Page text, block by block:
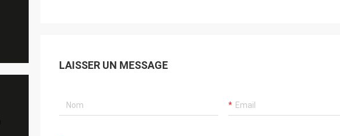
LAISSER UN MESSAGE